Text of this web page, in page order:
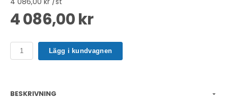
4 086,00 kr
Lägg i kundvagnen
BESKRIVNING